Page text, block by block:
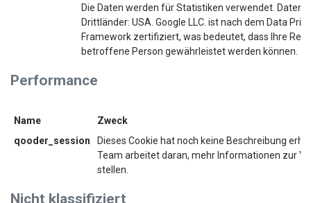
Performance
Die Daten werden für Statistiken verwendet.
Drittländer: USA. Google LLC. ist nach dem Data
Framework zertifiziert, was bedeutet, dass Ihre
betroffene Person gewährleistet werden können.
Nicht klassifiziert
Name
Zweck
qooder_session
Dieses Cookie hat noch keine Beschreibung
Team arbeitet daran, mehr Informationen zur
stellen.